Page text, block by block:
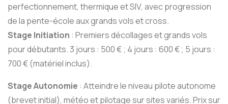
perfectionnement, thermique et SIV, avec progression
de la pente-école aux grands vols et cross.
Stage Initiation : Premiers décollages et grands vols
pour débutants. 3 jours : 500 € ; 4 jours : 600 € ; 5 jours :
700 € (matériel inclus).
Stage Autonomie : Atteindre le niveau pilote autonome
(brevet initial), météo et pilotage sur sites variés. Prix sur